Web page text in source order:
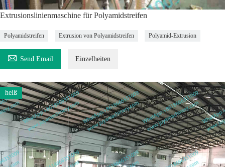
Extrusionslinienmaschine für Polyamidstreifen
Polyamidstreifen Extrusion von Polyamidstreifen Polyamid-Extrusion
 Send Email Einzelheiten
heiß